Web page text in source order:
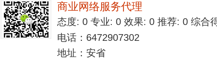
商业网络服务代理
态度: 0 专业: 0 效果: 0 推荐: 0 综合
电话：6472907302
地址：安省